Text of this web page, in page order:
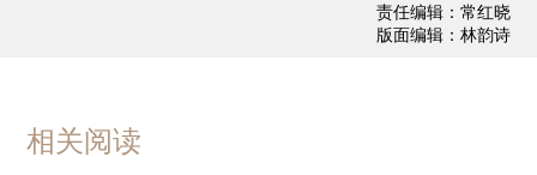
责任编辑：常红晓
版面编辑：林韵诗
相关阅读